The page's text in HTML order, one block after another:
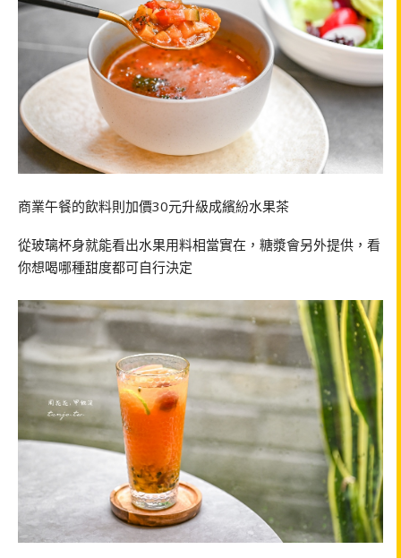
商業午餐的飲料則加價30元升級成繽紛水果茶
從玻璃杯身就能看出水果用料相當實在，糖漿會另外提供，看
你想喝哪種甜度都可自行決定